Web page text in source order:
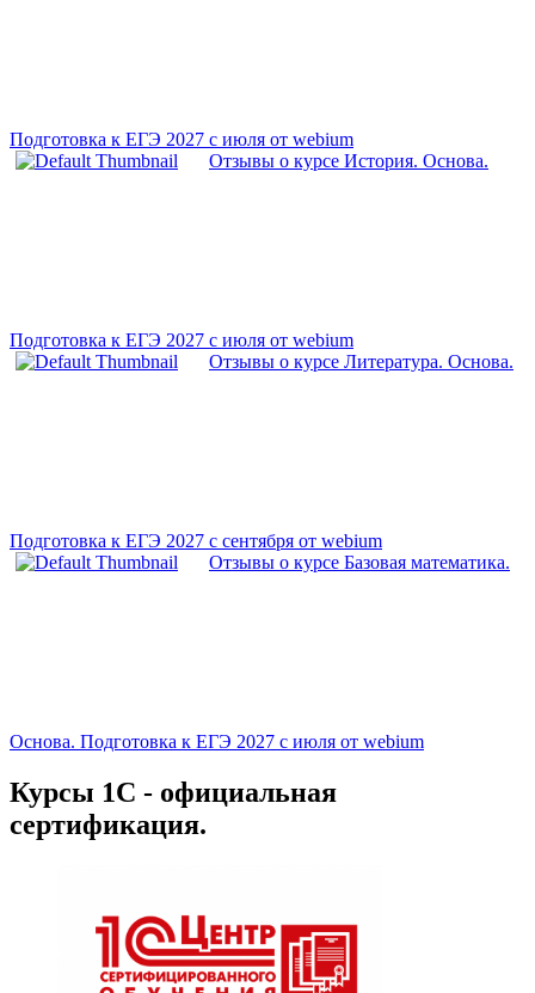
Подготовка к ЕГЭ 2027 с июля от webium
Отзывы о курсе История. Основа.
Подготовка к ЕГЭ 2027 с июля от webium
Отзывы о курсе Литература. Основа.
Подготовка к ЕГЭ 2027 с сентября от webium
Отзывы о курсе Базовая математика.
Основа. Подготовка к ЕГЭ 2027 с июля от webium
Курсы 1С - официальная
сертификация.